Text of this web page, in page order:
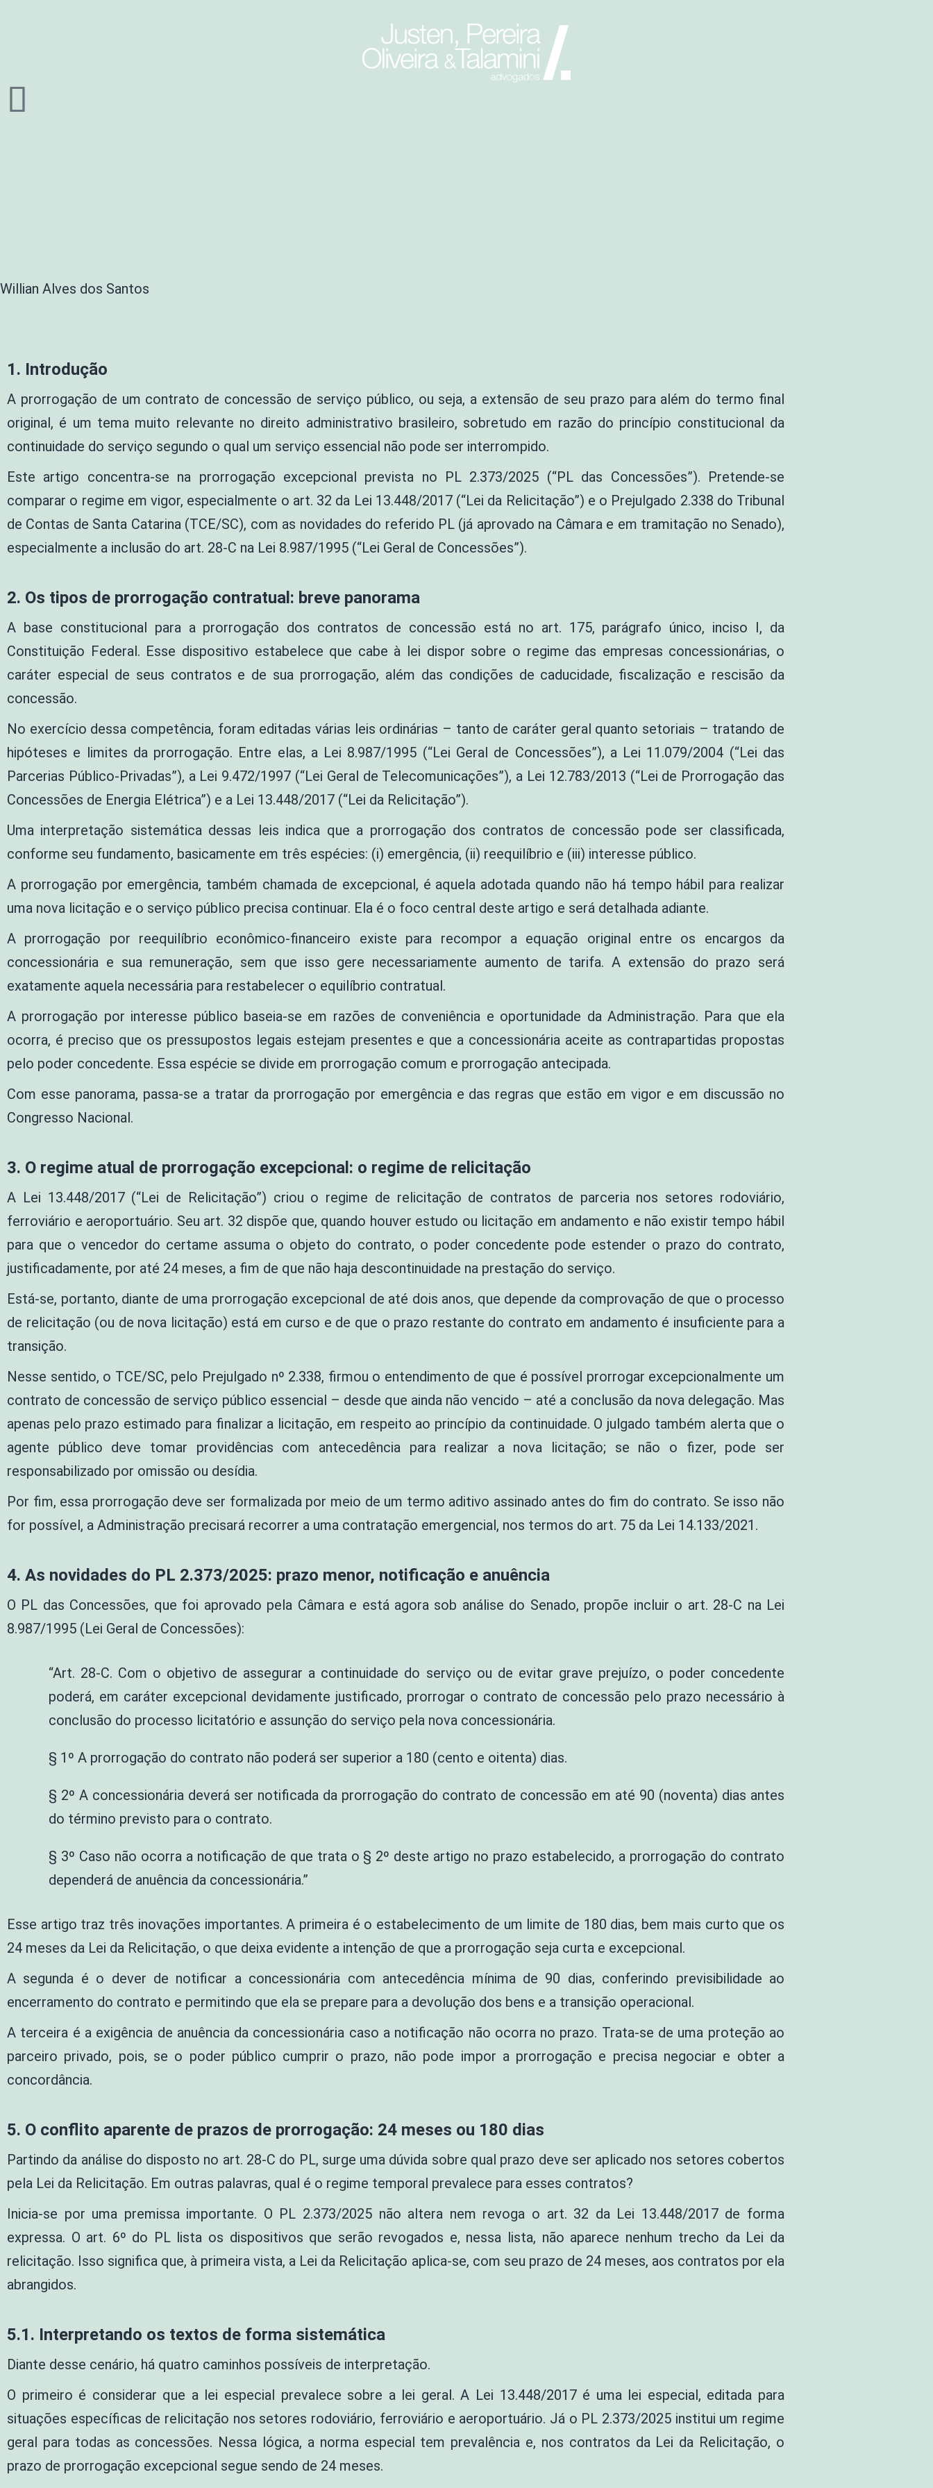
Willian Alves dos Santos
1. Introdução
A prorrogação de um contrato de concessão de serviço público, ou seja, a extensão de seu prazo para além do termo final
original, é um tema muito relevante no direito administrativo brasileiro, sobretudo em razão do princípio constitucional da
continuidade do serviço segundo o qual um serviço essencial não pode ser interrompido.
Este artigo concentra-se na prorrogação excepcional prevista no PL 2.373/2025 (“PL das Concessões”). Pretende-se
comparar o regime em vigor, especialmente o art. 32 da Lei 13.448/2017 (“Lei da Relicitação”) e o Prejulgado 2.338 do Tribunal
de Contas de Santa Catarina (TCE/SC), com as novidades do referido PL (já aprovado na Câmara e em tramitação no Senado),
especialmente a inclusão do art. 28-C na Lei 8.987/1995 (“Lei Geral de Concessões”).
2. Os tipos de prorrogação contratual: breve panorama
A base constitucional para a prorrogação dos contratos de concessão está no art. 175, parágrafo único, inciso I, da
Constituição Federal. Esse dispositivo estabelece que cabe à lei dispor sobre o regime das empresas concessionárias, o
caráter especial de seus contratos e de sua prorrogação, além das condições de caducidade, fiscalização e rescisão da
concessão.
No exercício dessa competência, foram editadas várias leis ordinárias – tanto de caráter geral quanto setoriais – tratando de
hipóteses e limites da prorrogação. Entre elas, a Lei 8.987/1995 (“Lei Geral de Concessões”), a Lei 11.079/2004 (“Lei das
Parcerias Público-Privadas”), a Lei 9.472/1997 (“Lei Geral de Telecomunicações”), a Lei 12.783/2013 (“Lei de Prorrogação das
Concessões de Energia Elétrica”) e a Lei 13.448/2017 (“Lei da Relicitação”).
Uma interpretação sistemática dessas leis indica que a prorrogação dos contratos de concessão pode ser classificada,
conforme seu fundamento, basicamente em três espécies: (i) emergência, (ii) reequilíbrio e (iii) interesse público.
A prorrogação por emergência, também chamada de excepcional, é aquela adotada quando não há tempo hábil para realizar
uma nova licitação e o serviço público precisa continuar. Ela é o foco central deste artigo e será detalhada adiante.
A prorrogação por reequilíbrio econômico-financeiro existe para recompor a equação original entre os encargos da
concessionária e sua remuneração, sem que isso gere necessariamente aumento de tarifa. A extensão do prazo será
exatamente aquela necessária para restabelecer o equilíbrio contratual.
A prorrogação por interesse público baseia-se em razões de conveniência e oportunidade da Administração. Para que ela
ocorra, é preciso que os pressupostos legais estejam presentes e que a concessionária aceite as contrapartidas propostas
pelo poder concedente. Essa espécie se divide em prorrogação comum e prorrogação antecipada.
Com esse panorama, passa-se a tratar da prorrogação por emergência e das regras que estão em vigor e em discussão no
Congresso Nacional.
3. O regime atual de prorrogação excepcional: o regime de relicitação
A Lei 13.448/2017 (“Lei de Relicitação”) criou o regime de relicitação de contratos de parceria nos setores rodoviário,
ferroviário e aeroportuário. Seu art. 32 dispõe que, quando houver estudo ou licitação em andamento e não existir tempo hábil
para que o vencedor do certame assuma o objeto do contrato, o poder concedente pode estender o prazo do contrato,
justificadamente, por até 24 meses, a fim de que não haja descontinuidade na prestação do serviço.
Está-se, portanto, diante de uma prorrogação excepcional de até dois anos, que depende da comprovação de que o processo
de relicitação (ou de nova licitação) está em curso e de que o prazo restante do contrato em andamento é insuficiente para a
transição.
Nesse sentido, o TCE/SC, pelo Prejulgado nº 2.338, firmou o entendimento de que é possível prorrogar excepcionalmente um
contrato de concessão de serviço público essencial – desde que ainda não vencido – até a conclusão da nova delegação. Mas
apenas pelo prazo estimado para finalizar a licitação, em respeito ao princípio da continuidade. O julgado também alerta que o
agente público deve tomar providências com antecedência para realizar a nova licitação; se não o fizer, pode ser
responsabilizado por omissão ou desídia.
Por fim, essa prorrogação deve ser formalizada por meio de um termo aditivo assinado antes do fim do contrato. Se isso não
for possível, a Administração precisará recorrer a uma contratação emergencial, nos termos do art. 75 da Lei 14.133/2021.
4. As novidades do PL 2.373/2025: prazo menor, notificação e anuência
O PL das Concessões, que foi aprovado pela Câmara e está agora sob análise do Senado, propõe incluir o art. 28-C na Lei
8.987/1995 (Lei Geral de Concessões):
“Art. 28-C. Com o objetivo de assegurar a continuidade do serviço ou de evitar grave prejuízo, o poder concedente
poderá, em caráter excepcional devidamente justificado, prorrogar o contrato de concessão pelo prazo necessário à
conclusão do processo licitatório e assunção do serviço pela nova concessionária.
§ 1º A prorrogação do contrato não poderá ser superior a 180 (cento e oitenta) dias.
§ 2º A concessionária deverá ser notificada da prorrogação do contrato de concessão em até 90 (noventa) dias antes
do término previsto para o contrato.
§ 3º Caso não ocorra a notificação de que trata o § 2º deste artigo no prazo estabelecido, a prorrogação do contrato
dependerá de anuência da concessionária.”
Esse artigo traz três inovações importantes. A primeira é o estabelecimento de um limite de 180 dias, bem mais curto que os
24 meses da Lei da Relicitação, o que deixa evidente a intenção de que a prorrogação seja curta e excepcional.
A segunda é o dever de notificar a concessionária com antecedência mínima de 90 dias, conferindo previsibilidade ao
encerramento do contrato e permitindo que ela se prepare para a devolução dos bens e a transição operacional.
A terceira é a exigência de anuência da concessionária caso a notificação não ocorra no prazo. Trata-se de uma proteção ao
parceiro privado, pois, se o poder público cumprir o prazo, não pode impor a prorrogação e precisa negociar e obter a
concordância.
5. O conflito aparente de prazos de prorrogação: 24 meses ou 180 dias
Partindo da análise do disposto no art. 28-C do PL, surge uma dúvida sobre qual prazo deve ser aplicado nos setores cobertos
pela Lei da Relicitação. Em outras palavras, qual é o regime temporal prevalece para esses contratos?
Inicia-se por uma premissa importante. O PL 2.373/2025 não altera nem revoga o art. 32 da Lei 13.448/2017 de forma
expressa. O art. 6º do PL lista os dispositivos que serão revogados e, nessa lista, não aparece nenhum trecho da Lei da
relicitação. Isso significa que, à primeira vista, a Lei da Relicitação aplica-se, com seu prazo de 24 meses, aos contratos por ela
abrangidos.
5.1. Interpretando os textos de forma sistemática
Diante desse cenário, há quatro caminhos possíveis de interpretação.
O primeiro é considerar que a lei especial prevalece sobre a lei geral. A Lei 13.448/2017 é uma lei especial, editada para
situações específicas de relicitação nos setores rodoviário, ferroviário e aeroportuário. Já o PL 2.373/2025 institui um regime
geral para todas as concessões. Nessa lógica, a norma especial tem prevalência e, nos contratos da Lei da Relicitação, o
prazo de prorrogação excepcional segue sendo de 24 meses.